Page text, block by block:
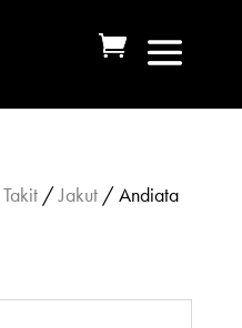
Takit/Jakut/ Andiata